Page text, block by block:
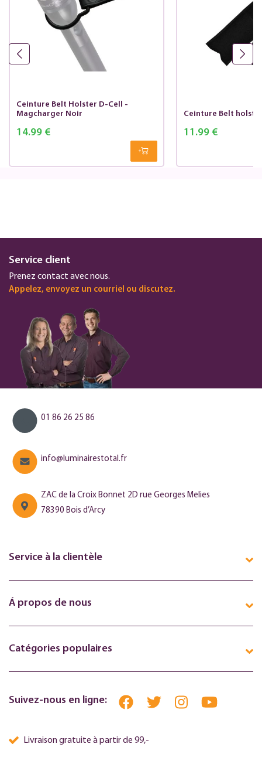
Ceinture Belt Holster D-Cell -
Magcharger Noir
14.99 €
Ceinture Belt
11.99 €
Service client
Prenez contact avec nous.
Appelez, envoyez un courriel ou discutez.
01 86 26 25 86
info@luminairestotal.fr
ZAC de la Croix Bonnet 2D rue Georges Melies
78390 Bois d’Arcy
Service à la clientèle
Á propos de nous
Catégories populaires
Suivez-nous en ligne:
Livraison gratuite à partir de 99,-